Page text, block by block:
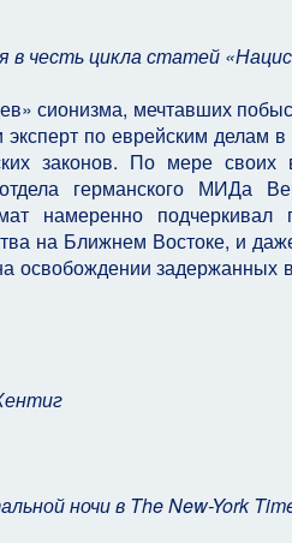
в честь цикла статей
сионизма, мечтавших
эксперт по еврейским делам
законов. По мере своих
отдела германского МИДа
намеренно подчеркивал
на Ближнем Востоке, и
освобождении
ночи в The New-York